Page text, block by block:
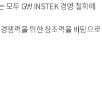
모두 GW INSTEK 경영 철학에
쟁력을 위한 창조력을 바탕으로